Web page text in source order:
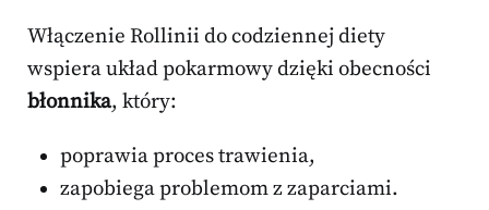
Włączenie Rollinii do codziennej diety
wspiera układ pokarmowy dzięki obecności
błonnika, który:
poprawia proces trawienia,
zapobiega problemom z zaparciami.